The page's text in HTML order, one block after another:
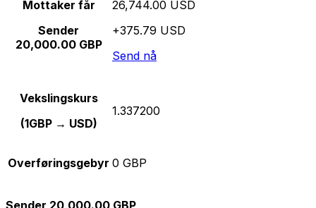
Mottaker får
Sender
20,000.00 GBP
26,744.00 USD
+375.79 USD
Send nå
Vekslingskurs
(1GBP → USD)
1.337200
Overføringsgebyr 0 GBP
Sender 20,000.00 GBP